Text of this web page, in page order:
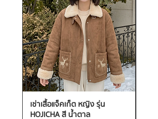
เช่าเสื้อแจ็คเก็ต หญิง รุ่น
HOJICHA สี น้ำตาล